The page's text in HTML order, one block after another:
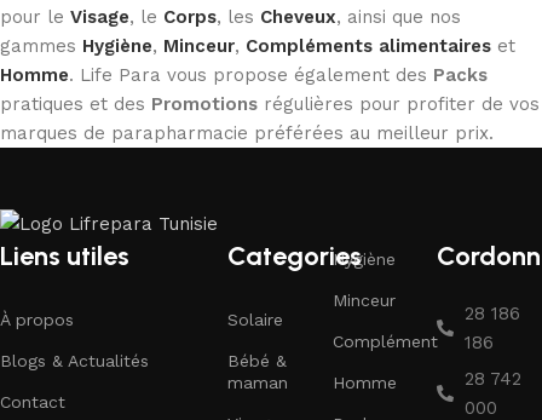
pour le Visage, le Corps, les Cheveux, ainsi que nos
gammes Hygiène, Minceur, Compléments alimentaires et
Homme. Life Para vous propose également des Packs
pratiques et des Promotions régulières pour profiter de vos
marques de parapharmacie préférées au meilleur prix.
Liens utiles
À propos
Blogs & Actualités
Contact
Categories
Solaire
Bébé &
maman
Hygiène
Minceur
Complément
Homme
28 186
186
28 742
000